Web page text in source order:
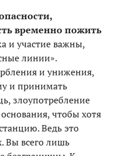
временно пожить
и участие важны,
линии».
и унижения,
и принимать
злоупотребление
чтобы хотя
Ведь это
Вы всего лишь